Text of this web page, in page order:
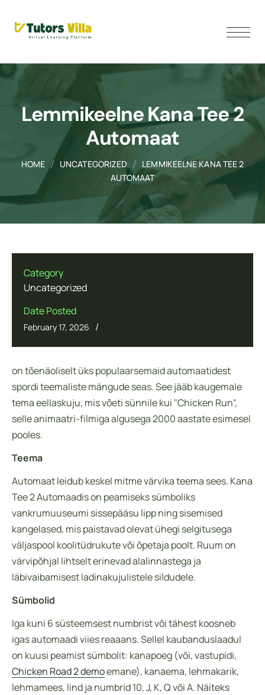
Lemmikeelne Kana Tee 2
Automaat
HOME UNCATEGORIZED
LEMMIKEELNE KANA TEE 2
AUTOMAAT
Category
Uncategorized
Date Posted
February 17, 2026 /
on tõenäoliselt üks populaarsemaid automaatidest
spordi teemaliste mängude seas. See jääb kaugemale
tema eellaskuju, mis võeti sünnile kui "Chicken Run",
selle animaatri-filmiga algusega 2000 aastate esimesel
pooles.
Teema
Automaat leidub keskel mitme värvika teema sees. Kana
Tee 2 Automaadis on peamiseks sümboliks
vankrumuuseumi sissepääsu lipp ning sisemised
kangelased, mis paistavad olevat ühegi selgitusega
väljaspool koolitüdrukute või õpetaja poolt. Ruum on
värvipõhjal lihtselt erinevad alalinnastega ja
läbivaibamisest ladinakujulistele sildudele.
Sümbolid
Iga kuni 6 süsteemsest numbrist või tähest koosneb
igas automaadi viies reaaans. Sellel kaubanduslaadul
on kuusi peamist sümbolit: kanapoeg (või, vastupidi,
Chicken Road 2 demoemane), kanaema, lehmakarik,
lehmamees, lind ja numbrid 10, J, K, Q või A. Näiteks